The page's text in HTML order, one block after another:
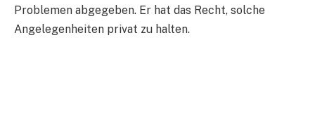
Problemen abgegeben. Er hat das Recht, solche
Angelegenheiten privat zu halten.